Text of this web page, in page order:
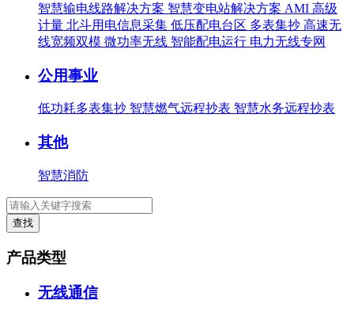
智慧输电线路解决方案 智慧变电站解决方案 AMI 高级
计量 北斗用电信息采集 低压配电台区 多表集抄 高速无
线宽频双模 微功率无线 智能配电运行 电力无线专网
公用事业
低功耗多表集抄 智慧燃气远程抄表 智慧水务远程抄表
其他
智慧消防
查找
产品类型
无线通信